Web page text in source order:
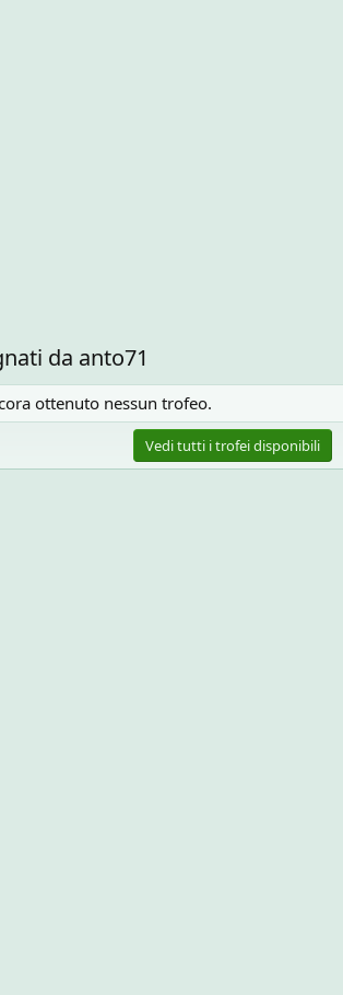
da anto71
ottenuto nessun trofeo.
Vedi tutti i trofei disponibili